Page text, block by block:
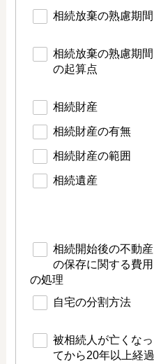
相続放棄の熟慮期間
相続放棄の熟慮期間
の起算点
相続財産
相続財産の有無
相続財産の範囲
相続遺産
相続開始後の不動産
の保存に関する費用
の処理
自宅の分割方法
被相続人が亡くなっ
てから20年以上経過